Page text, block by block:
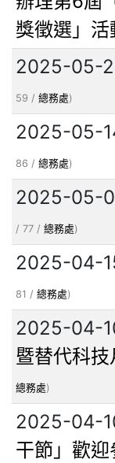
獎徵選」活
2025-05-
59 / 總務處)
2025-05-
86 / 總務處)
2025-05-
/ 77 / 總務處)
2025-04-
81 / 總務處)
2025-04-
暨替代科
總務處)
2025-04-
干節」歡迎